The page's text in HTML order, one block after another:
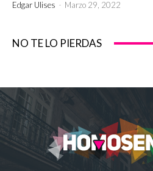
Edgar Ulises - Marzo 29, 2022
NO TE LO PIERDAS